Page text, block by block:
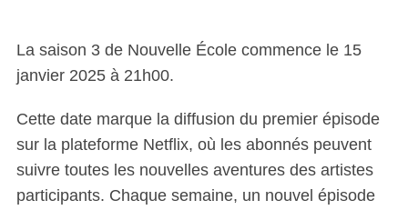
La saison 3 de Nouvelle École commence le 15
janvier 2025 à 21h00.
Cette date marque la diffusion du premier épisode
sur la plateforme Netflix, où les abonnés peuvent
suivre toutes les nouvelles aventures des artistes
participants. Chaque semaine, un nouvel épisode
c
: